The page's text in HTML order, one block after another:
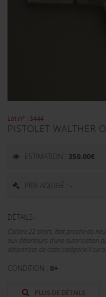
Lot n° : 3444
PISTOLET WALTHER
ESTIMATION : 350.00€
PRIX ADJUGÉ : -
DÉTAILS :
Calibre 22 short, état proche du
aux détenteurs d’une autorisation
détentrices de cette catégorie il sera...
CONDITION : II+
PLUS DE DÉTAILS